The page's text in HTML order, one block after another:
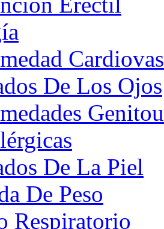
De Los Ojos
De La Piel
De Peso
Respiratorio